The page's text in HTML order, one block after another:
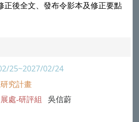
正後全文、發布令影本及修正要點
25~2027/02/24
究計畫
處-研評組 吳信蔚